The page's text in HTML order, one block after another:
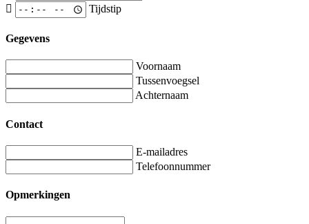
Tijdstip
Gegevens
Voornaam
Tussenvoegsel
Achternaam
Contact
E-mailadres
Telefoonnummer
Opmerkingen